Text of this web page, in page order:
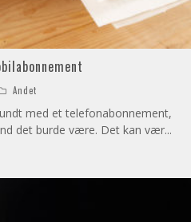
Andet
med et telefonabonnement,
det burde være. Det kan vær...